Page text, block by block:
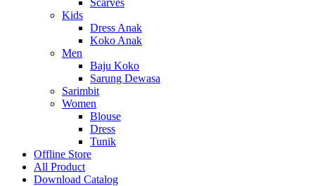
Scarves
Kids
Dress Anak
Koko Anak
Men
Baju Koko
Sarung Dewasa
Sarimbit
Women
Blouse
Dress
Tunik
Offline Store
All Product
Download Catalog